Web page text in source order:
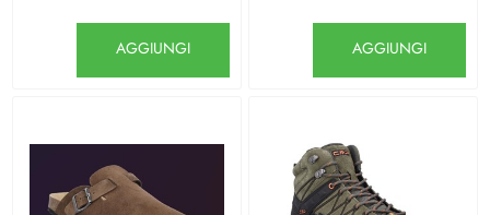
AGGIUNGI AGGIUNGI